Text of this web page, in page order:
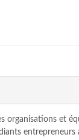
organisations et